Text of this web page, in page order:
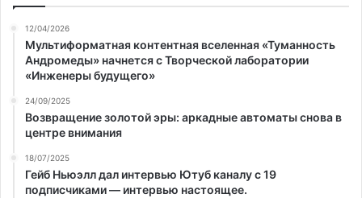
12/04/2026
Мультиформатная контентная вселенная «Туманность
Андромеды» начнется с Творческой лаборатории
«Инженеры будущего»
24/09/2025
Возвращение золотой эры: аркадные автоматы снова в
центре внимания
18/07/2025
Гейб Ньюэлл дал интервью Ютуб каналу с 19
подписчиками — интервью настоящее.